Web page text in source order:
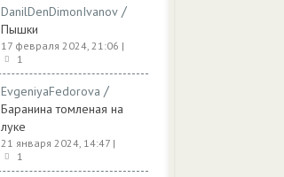
DanilDenDimonIvanov /
Пышки
17 февраля 2024, 21:06 |
1
EvgeniyaFedorova /
Баранина томленая на
луке
21 января 2024, 14:47 |
1